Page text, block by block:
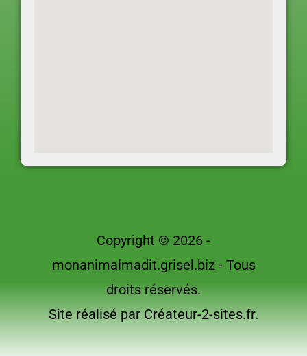
Copyright © 2026 -
monanimalmadit.grisel.biz - Tous
droits réservés.
Site réalisé par Créateur-2-sites.fr.